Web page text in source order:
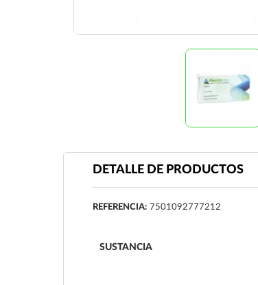
DETALLE DE PRODUCTOS
REFERENCIA: 7501092777212
SUSTANCIA